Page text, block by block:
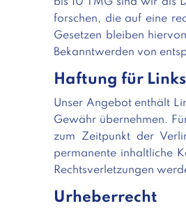
forschen, die auf eine
Gesetzen bleiben
Bekanntwerden von
Haftung für Links
Unser Angebot enthält
Gewähr übernehmen.
zum Zeitpunkt der
permanente inhaltliche
Rechtsverletzungen
Urheberrecht